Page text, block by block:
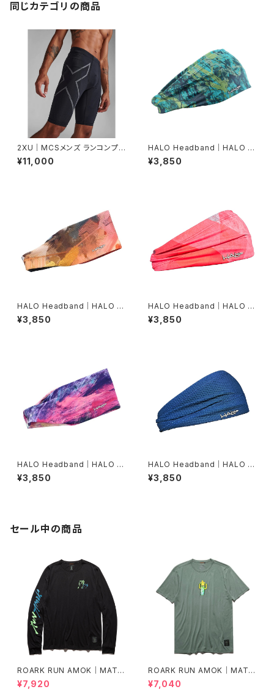
同じカテゴリの商品
2XU｜MCSメンズ ランコンプシ
ョーツ MA5331B BLK/BRF
¥11,000
HALO Headband｜HALO バ
ンディット JP（Movas）
¥3,850
HALO Headband｜HALO バ
ンディット JP（Air modern oi
l）
¥3,850
HALO Headband｜HALO バ
ンディット JP（Vinst）
¥3,850
HALO Headband｜HALO バ
ンディット JP（dusk）
¥3,850
HALO Headband｜HALO バ
ンディット JP（Air Abyss Blu
e）
¥3,850
セール中の商品
ROARK RUN AMOK｜MATHI
S LS col.BLACK FJORD
¥7,920
ROARK RUN AMOK｜MATHI
S CORE SS col.FOREST
¥7,040